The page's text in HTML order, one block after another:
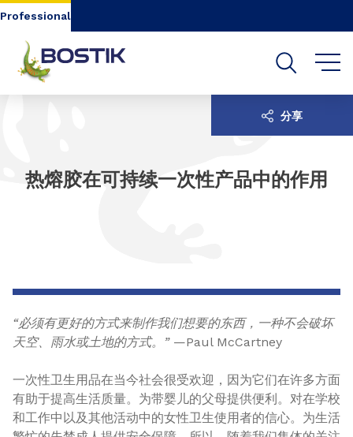
Go to content
Professional
热熔胶在可持续一次性产品中的作用
分享
“必须有更好的方式来制作我们想要的东西，一种不会破坏
天空、雨水或土地的方式。”—Paul McCartney
一次性卫生用品在当今社会很受欢迎，因为它们在许多方面
有助于提高生活质量。为带婴儿的父母提供便利。对在学校
和工作中以及其他活动中的女性卫生使用者的信心。为生活